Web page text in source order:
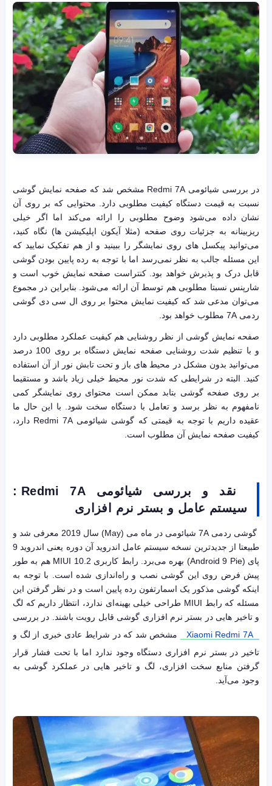
در بررسی شیائومی Redmi 7A مشخص شد که صفحه نمایش گوشی
نسبت به قیمت دستگاه کیفیت مطلوبی دارد. محتوایی که بر روی آن
نشان داده می‌شود وضوح مطلوبی را ارائه می‌کند اما اگر خیلی
ریزبینانه به جزئیات روی صفحه (مثلا آیکون اپلیکیشن ها) نگاه کنید،
می‌توانید پیکسل های روی نمایشگر را ببینید و از هم تفکیک نمایید که
این مسئله جالب به نظر نمی‌رسد اما با توجه به رده پایین بودن گوشی
قابل درک و پذیرش خواهد بود. کنتراست صفحه نمایش خوب است و
شارپنس نسبتا مطلوبی هم توسط آن ارائه می‌شود. بنابراین در مجموع
می‌توان مدعی شد که کیفیت نمایش محتوا بر روی ال سی دی گوشی
ردمی 7A مطلوب خواهد بود.
صفحه نمایش گوشی از نظر روشنایی هم کیفیت عملکرد مطلوبی دارد
و با تنظیم شدت روشنایی صفحه نمایش دستگاه بر روی 100 درصد
می‌توانید بدون مشکل در محیط های باز و تحت تابش نور از آن استفاده
کنید. البته در شرایطی که شدت نور محیط خیلی زیاد باشد و مستقیما
بر روی صفحه گوشی بتابد ممکن است محتوای روی نمایشگر کمی
نامفهوم به نظر برسد و تعامل با دستگاه سخت شود. با این حال ما
عقیده داریم با توجه به قیمتی که گوشی شیائومی Redmi 7A دارد،
کیفیت صفحه نمایش آن مطلوب است.
نقد و بررسی شیائومی Redmi 7A :
سیستم عامل و بستر نرم افزاری
گوشی ردمی 7A شیائومی در ماه می (May) سال 2019 معرفی شد و
طبیعتا از جدیدترین نسخه سیستم عامل اندروید آن دوره یعنی اندروید 9
پای (Android 9 Pie) بهره می‌برد. رابط کاربری MIUI 10.2 هم به طور
پیش فرض روی این گوشی نصب و راه‌اندازی شده است. با توجه به
اینکه گوشی مذکور یک اسمارتفون رده پایین است و در نظر گرفتن این
مسئله که رابط MIUI طراحی خیلی بهینه‌ای ندارد، انتظار داریم که لگ
و تاخیر هایی در بستر نرم افزاری گوشی قابل رویت باشند. در بررسی
Xiaomi Redmi 7A
مشخص شد که در شرایط عادی خبری از لگ و
تاخیر در بستر نرم افزاری دستگاه وجود ندارد اما با تحت فشار قرار
گرفتن منابع سخت افزاری، لگ و تاخیر هایی در عملکرد گوشی به
وجود می‌آید.